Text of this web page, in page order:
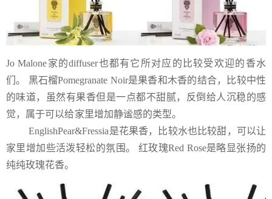
Jo Malone家的diffuser也都有它所对应的比较受欢迎的香水
们。 黑石榴Pomegranate Noir是果香和木香的结合，比较中性
的味道，虽然有果香但是一点都不甜腻，反倒给人沉稳的感
觉，属于可以给家里增加静谧感的类型。
EnglishPear&Fressia是花果香，比较水也比较甜，可以让
家里增加些活泼轻松的氛围。 红玫瑰Red Rose是略显张扬的
纯纯玫瑰花香。